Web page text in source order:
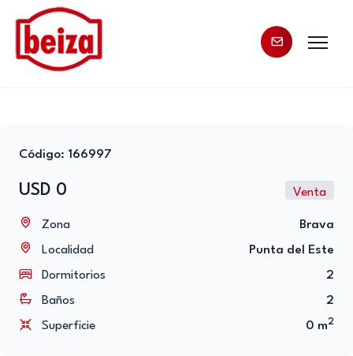
Código: 166997
USD 0 Venta
Zona
Brava
Localidad
Punta del Este
Dormitorios
2
Baños
2
Superficie
0 m2